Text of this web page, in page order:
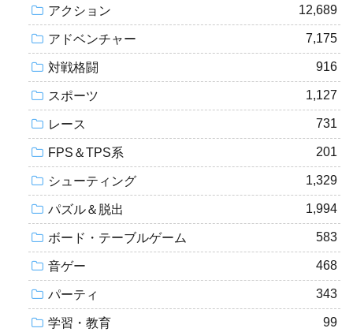
アクション 12,689
アドベンチャー 7,175
対戦格闘 916
スポーツ 1,127
レース 731
FPS＆TPS系 201
シューティング 1,329
パズル＆脱出 1,994
ボード・テーブルゲーム 583
音ゲー 468
パーティ 343
学習・教育 99